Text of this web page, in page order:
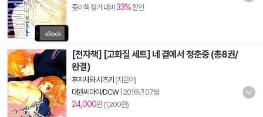
종이책 정가 대비 33%할인
[전자책] [고화질 세트] 네 곁에서 청춘중 (총8권/
완결)
후지사와 시즈키 (지은이)
대원씨아이/DCW| 2016년 07월
24,000원 (1,200원)